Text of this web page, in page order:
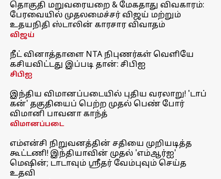
தொகுதி மறுவரையறை & மேகதாது விவகாரம்:
பேரவையில் முதலமைச்சர் விஜய் மற்றும்
உதயநிதி ஸ்டாலின் காரசார விவாதம்
விஜய்
நீட் வினாத்தாளை NTA நிபுணர்கள் வெளியே
கசியவிட்டது இப்படி தான்: சிபிஐ
சிபிஐ
இந்திய விமானப்படையில் புதிய வரலாறு! 'டாப்
கன்' தகுதியைப் பெற்ற முதல் பெண் போர்
விமானி பாவனா காந்த்
விமானப்படை
எம்என்சி நிறுவனத்தின் சதியை முறியடித்த
கூட்டணி! இந்தியாவின் முதல் 'எம்ஆர்ஐ'
மெஷின்; டாடாவும் ஸ்ரீதர் வேம்புவும் செய்த
உதவி